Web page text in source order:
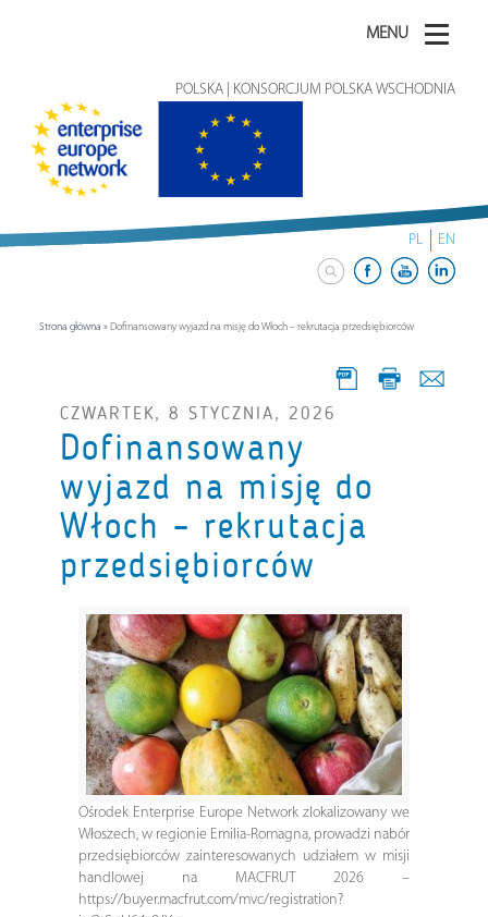
MENU
POLSKA | KONSORCJUM POLSKA WSCHODNIA
PL EN
Strona główna » Dofinansowany wyjazd na misję do Włoch – rekrutacja przedsiębiorców
CZWARTEK, 8 STYCZNIA, 2026
Dofinansowany
wyjazd na misję do
Włoch – rekrutacja
przedsiębiorców
Ośrodek Enterprise Europe Network zlokalizowany we
Włoszech, w regionie Emilia-Romagna, prowadzi nabór
przedsiębiorców zainteresowanych udziałem w misji
handlowej na MACFRUT 2026 –
https://buyer.macfrut.com/mvc/registration?